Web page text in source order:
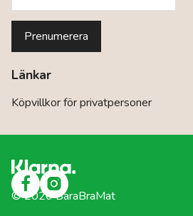
Länkar
Köpvillkor för privatpersoner
©2026BaraBraMat